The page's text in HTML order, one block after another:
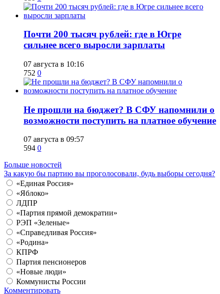
​Почти 200 тысяч рублей: где в Югре
сильнее всего выросли зарплаты
07 августа в 10:16
752 0
Не прошли на бюджет? В СФУ напомнили о
возможности поступить на платное обучение
07 августа в 09:57
594 0
Больше новостей
За какую бы партию вы проголосовали, будь выборы сегодня?
«Единая Россия»
«Яблоко»
ЛДПР
«Партия прямой демократии»
РЭП «Зеленые»
«Справедливая Россия»
«Родина»
КПРФ
Партия пенсионеров
«Новые люди»
Коммунисты России
Комментировать